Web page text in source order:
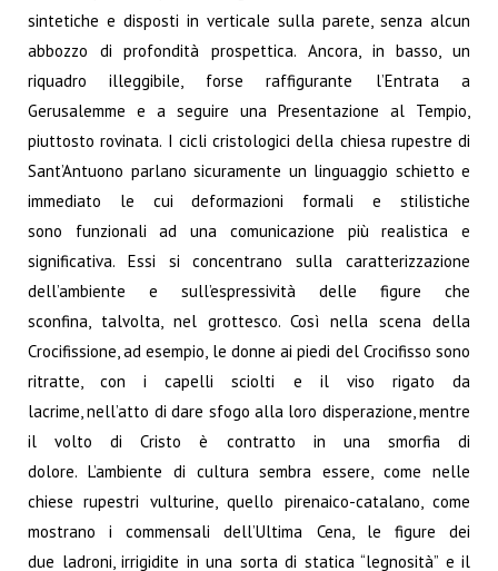
sintetiche e disposti in verticale sulla parete, senza alcun
abbozzo di profondità prospettica. Ancora, in basso, un
riquadro illeggibile, forse raffigurante l’Entrata a
Gerusalemme e a seguire una Presentazione al Tempio,
piuttosto rovinata. I cicli cristologici della chiesa rupestre di
Sant’Antuono parlano sicuramente un linguaggio schietto e
immediato le cui deformazioni formali e stilistiche
sono funzionali ad una comunicazione più realistica e
significativa. Essi si concentrano sulla caratterizzazione
dell’ambiente e sull’espressività delle figure che
sconfina, talvolta, nel grottesco. Così nella scena della
Crocifissione, ad esempio, le donne ai piedi del Crocifisso sono
ritratte, con i capelli sciolti e il viso rigato da
lacrime, nell’atto di dare sfogo alla loro disperazione, mentre
il volto di Cristo è contratto in una smorfia di
dolore. L’ambiente di cultura sembra essere, come nelle
chiese rupestri vulturine, quello pirenaico-catalano, come
mostrano i commensali dell’Ultima Cena, le figure dei
due ladroni, irrigidite in una sorta di statica “legnosità” e il